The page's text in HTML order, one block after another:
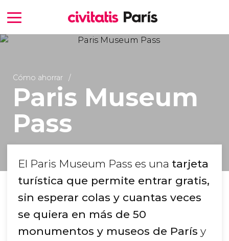
Cómo ahorrar
Paris Museum
Pass
El Paris Museum Pass es una tarjeta
turística que permite entrar gratis,
sin esperar colas y cuantas veces
se quiera en más de 50
monumentos y museos de París y